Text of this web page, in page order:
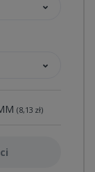
(8,13 zł)